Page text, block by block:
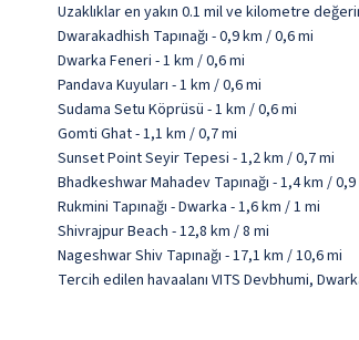
Uzaklıklar en yakın 0.1 mil ve kilometre
Dwarakadhish Tapınağı - 0,9 km / 0,6 mi
Dwarka Feneri - 1 km / 0,6 mi
Pandava Kuyuları - 1 km / 0,6 mi
Sudama Setu Köprüsü - 1 km / 0,6 mi
Gomti Ghat - 1,1 km / 0,7 mi
Sunset Point Seyir Tepesi - 1,2 km / 0,7 mi
Bhadkeshwar Mahadev Tapınağı - 1,4 km / 0,9
Rukmini Tapınağı - Dwarka - 1,6 km / 1 mi
Shivrajpur Beach - 12,8 km / 8 mi
Nageshwar Shiv Tapınağı - 17,1 km / 10,6 mi
Tercih edilen havaalanı VITS Devbhumi,